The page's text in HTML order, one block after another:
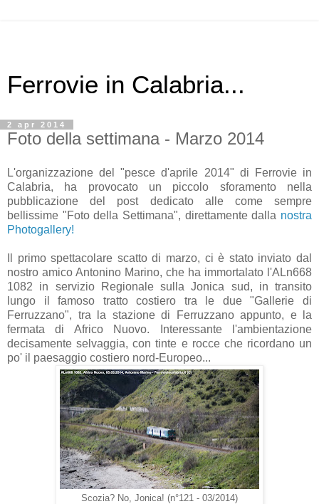
Ferrovie in Calabria...
2 apr 2014
Foto della settimana - Marzo 2014
L'organizzazione del "pesce d'aprile 2014" di Ferrovie in
Calabria, ha provocato un piccolo sforamento nella
pubblicazione del post dedicato alle come sempre
bellissime "Foto della Settimana", direttamente dalla nostra
Photogallery!
Il primo spettacolare scatto di marzo, ci è stato inviato dal
nostro amico Antonino Marino, che ha immortalato l'ALn668
1082 in servizio Regionale sulla Jonica sud, in transito
lungo il famoso tratto costiero tra le due "Gallerie di
Ferruzzano", tra la stazione di Ferruzzano appunto, e la
fermata di Africo Nuovo. Interessante l'ambientazione
decisamente selvaggia, con tinte e rocce che ricordano un
po' il paesaggio costiero nord-Europeo...
Scozia? No, Jonica! (n°121 - 03/2014)